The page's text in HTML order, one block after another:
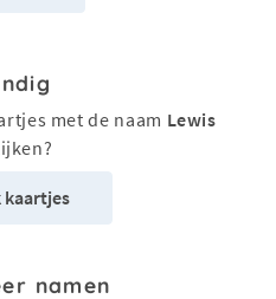
met de naam Lewis
kaartjes
namen